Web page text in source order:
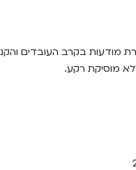
מודעות בקרב העובדים
מוסיקת רקע.